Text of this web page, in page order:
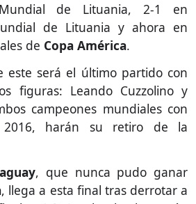
de Lituania, 2-1 en
de Lituania y ahora en
de Copa América.
este será el último partido con
figuras: Leando Cuzzolino y
campeones mundiales con
harán su retiro de la
, que nunca pudo ganar
, llega a esta final tras derrotar a